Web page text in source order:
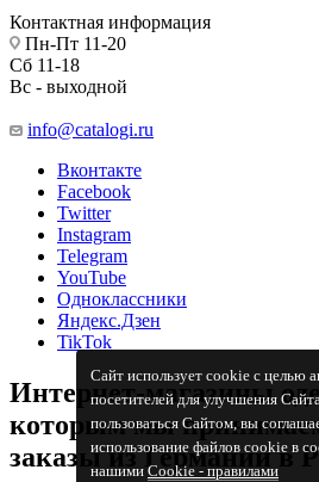
Сайт использует cookie с целью
посетителей для улучшения
пользоваться Сайтом, вы
использование файлов cookie в
нашимиCookiе - правилами
Контактная информация
Пн-Пт 11-20
Сб 11-18
Вс - выходной
info@catalogi.ru
Вконтакте
Facebook
Twitter
Instagram
Telegram
YouTube
Одноклассники
Яндекс.Дзен
TikTok
Интернет-магазины
которым мы
заказы из Германии в